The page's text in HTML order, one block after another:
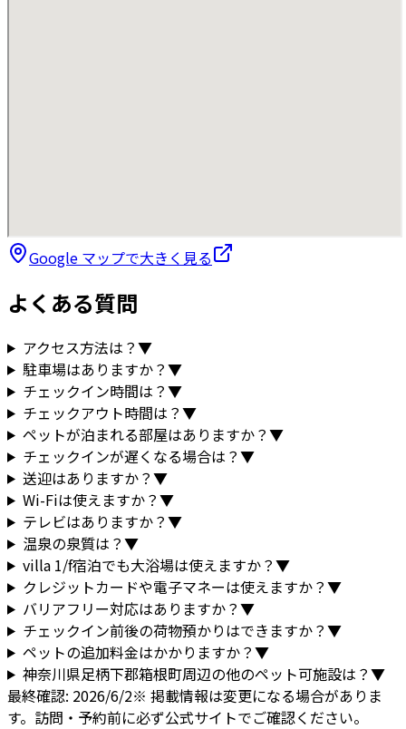
Google マップで大きく見る
よくある質問
アクセス方法は？▼
駐車場はありますか？▼
チェックイン時間は？▼
チェックアウト時間は？▼
ペットが泊まれる部屋はありますか？▼
チェックインが遅くなる場合は？▼
送迎はありますか？▼
Wi-Fiは使えますか？▼
テレビはありますか？▼
温泉の泉質は？▼
villa 1/f宿泊でも大浴場は使えますか？▼
クレジットカードや電子マネーは使えますか？▼
バリアフリー対応はありますか？▼
チェックイン前後の荷物預かりはできますか？▼
ペットの追加料金はかかりますか？▼
神奈川県足柄下郡箱根町周辺の他のペット可施設は？▼
最終確認: 2026/6/2※ 掲載情報は変更になる場合がありま
す。訪問・予約前に必ず公式サイトでご確認ください。